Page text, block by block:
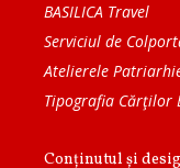
BASILICA Travel
Serviciul de
Atelierele
Tipografia Cărţilor
Conținutul și